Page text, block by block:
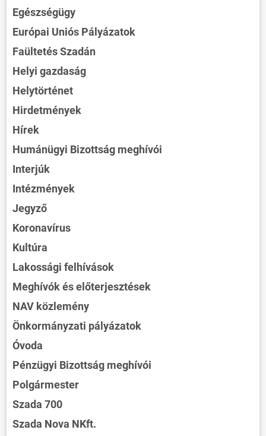
Egészségügy
Európai Uniós Pályázatok
Faültetés Szadán
Helyi gazdaság
Helytörténet
Hirdetmények
Hírek
Humánügyi Bizottság meghívói
Interjúk
Intézmények
Jegyző
Koronavírus
Kultúra
Lakossági felhívások
Meghívók és előterjesztések
NAV közlemény
Önkormányzati pályázatok
Óvoda
Pénzügyi Bizottság meghívói
Polgármester
Szada 700
Szada Nova NKft.